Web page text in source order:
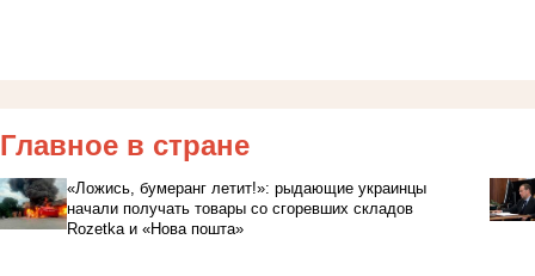
Главное в стране
«Ложись, бумеранг летит!»: рыдающие украинцы
начали получать товары со сгоревших складов
Rozetka и «Нова пошта»